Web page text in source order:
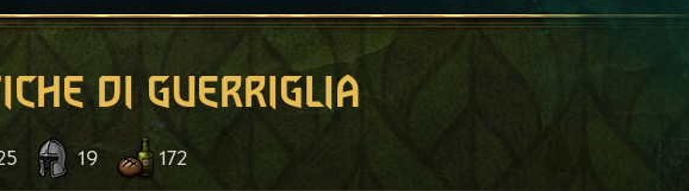
di guerriglia
19 172